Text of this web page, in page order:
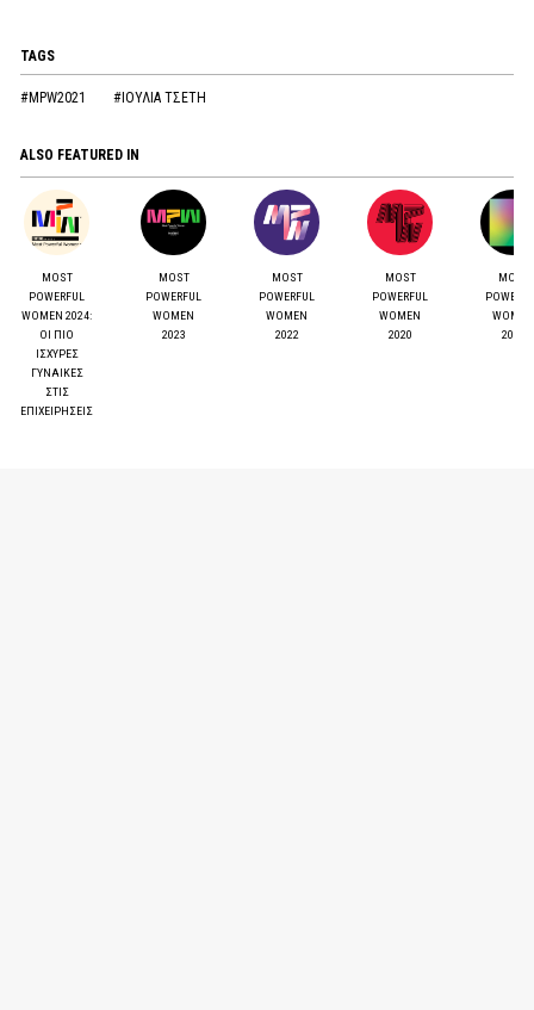
TAGS
#MPW2021 #ΙΟΥΛΙΑ ΤΣΕΤΗ
ALSO FEATURED IN
MOST
POWERFUL
WOMEN 2024:
ΟΙ ΠΙΟ
ΙΣΧΥΡΕΣ
ΓΥΝΑΙΚΕΣ
ΣΤΙΣ
ΕΠΙΧΕΙΡΗΣΕΙΣ
MOST
POWERFUL
WOMEN
2023
MOST
POWERFUL
WOMEN
2022
MOST
POWERFUL
WOMEN
2020
MOST
WOMEN
2017